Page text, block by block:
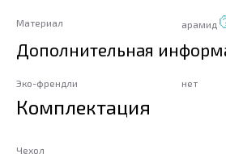
Материал арамид
Дополнительная
Эко-френдли нет
Комплектация
Чехол